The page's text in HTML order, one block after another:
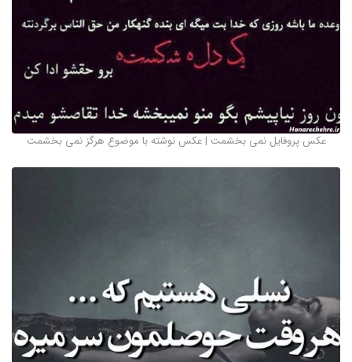
عکس پروفایل نمی بخشمت | عکس نوشته با موضوع هرگز نمی بخشمت